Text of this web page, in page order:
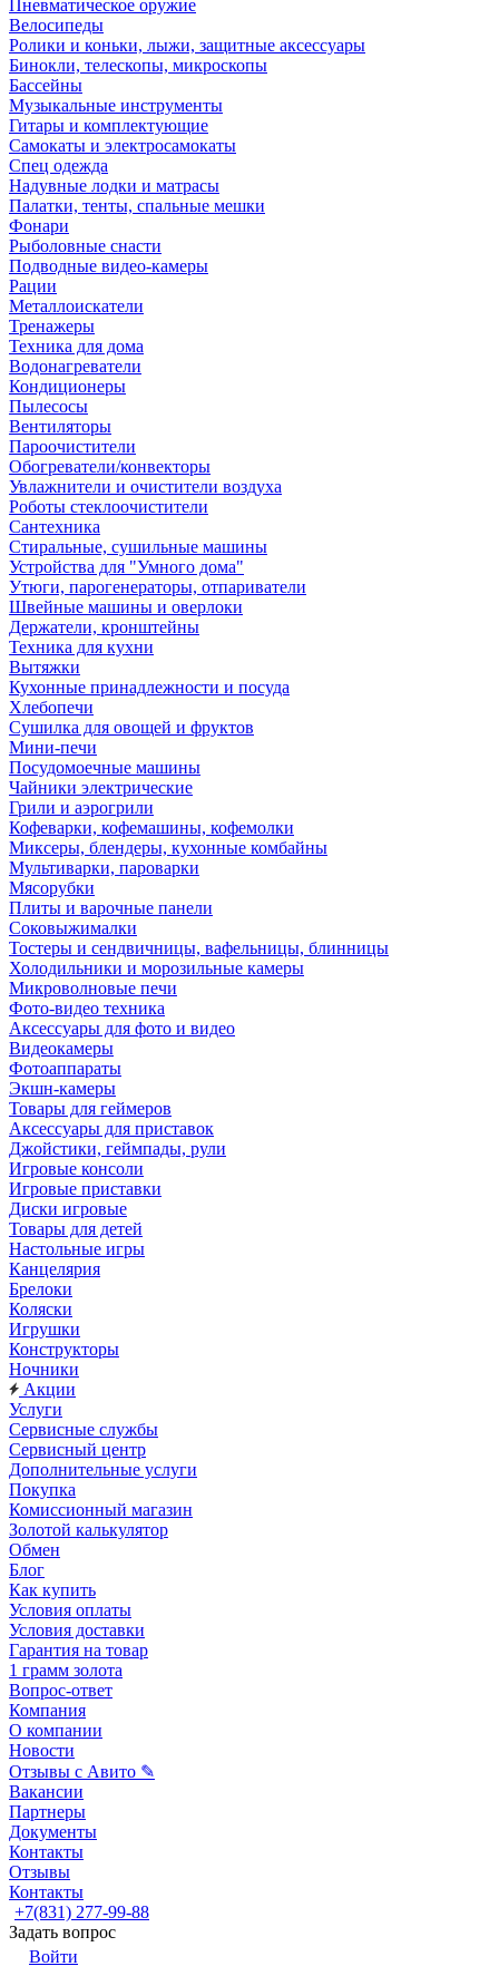
Пневматическое оружие
Велосипеды
Ролики и коньки, лыжи, защитные аксессуары
Бинокли, телескопы, микроскопы
Бассейны
Музыкальные инструменты
Гитары и комплектующие
Самокаты и электросамокаты
Спец одежда
Надувные лодки и матрасы
Палатки, тенты, спальные мешки
Фонари
Рыболовные снасти
Подводные видео-камеры
Рации
Металлоискатели
Тренажеры
Техника для дома
Водонагреватели
Кондиционеры
Пылесосы
Вентиляторы
Пароочистители
Обогреватели/конвекторы
Увлажнители и очистители воздуха
Роботы стеклоочистители
Сантехника
Стиральные, сушильные машины
Устройства для "Умного дома"
Утюги, парогенераторы, отпариватели
Швейные машины и оверлоки
Держатели, кронштейны
Техника для кухни
Вытяжки
Кухонные принадлежности и посуда
Хлебопечи
Сушилка для овощей и фруктов
Мини-печи
Посудомоечные машины
Чайники электрические
Грили и аэрогрили
Кофеварки, кофемашины, кофемолки
Миксеры, блендеры, кухонные комбайны
Мультиварки, пароварки
Мясорубки
Плиты и варочные панели
Соковыжималки
Тостеры и сендвичницы, вафельницы, блинницы
Холодильники и морозильные камеры
Микроволновые печи
Фото-видео техника
Аксессуары для фото и видео
Видеокамеры
Фотоаппараты
Экшн-камеры
Товары для геймеров
Аксессуары для приставок
Джойстики, геймпады, рули
Игровые консоли
Игровые приставки
Диски игровые
Товары для детей
Настольные игры
Канцелярия
Брелоки
Коляски
Игрушки
Конструкторы
Ночники
Акции
Услуги
Сервисные службы
Сервисный центр
Дополнительные услуги
Покупка
Комиссионный магазин
Золотой калькулятор
Обмен
Блог
Как купить
Условия оплаты
Условия доставки
Гарантия на товар
1 грамм золота
Вопрос-ответ
Компания
О компании
Новости
Отзывы с Авито ✎
Вакансии
Партнеры
Документы
Контакты
Отзывы
Контакты
+7(831) 277-99-88
Задать вопрос
Войти